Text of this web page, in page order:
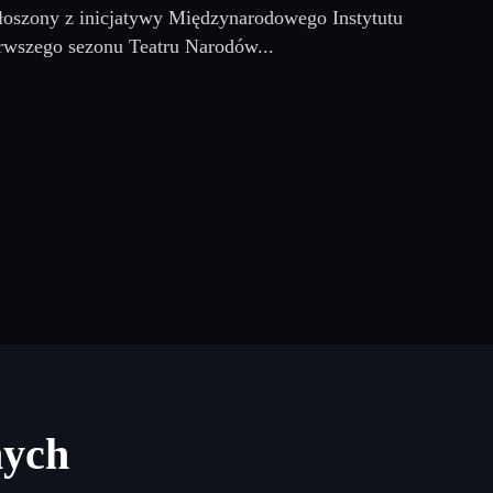
z inicjatywy Międzynarodowego Instytutu
sezonu Teatru Narodów...